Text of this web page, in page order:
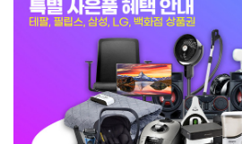
WP-4S9P51CM | 33,900
WP-45S90510N | 33,900